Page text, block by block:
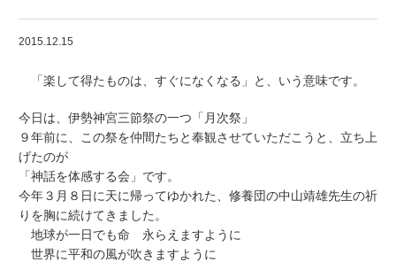
2015.12.15
「楽して得たものは、すぐになくなる」と、いう意味です。
今日は、伊勢神宮三節祭の一つ「月次祭」
９年前に、この祭を仲間たちと奉観させていただこうと、立ち上
げたのが
「神話を体感する会」です。
今年３月８日に天に帰ってゆかれた、修養団の中山靖雄先生の祈
りを胸に続けてきました。
地球が一日でも命 永らえますように
世界に平和の風が吹きますように